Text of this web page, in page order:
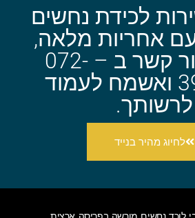
לכידת נחשים
אחריות מלאה,
ניתן ליצור קשר ב – 072-
3937820 ואשמח לעמוד
לרשותך.
לחיוג מהיר בנייד